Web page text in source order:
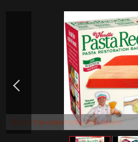
Восстановитель макарон